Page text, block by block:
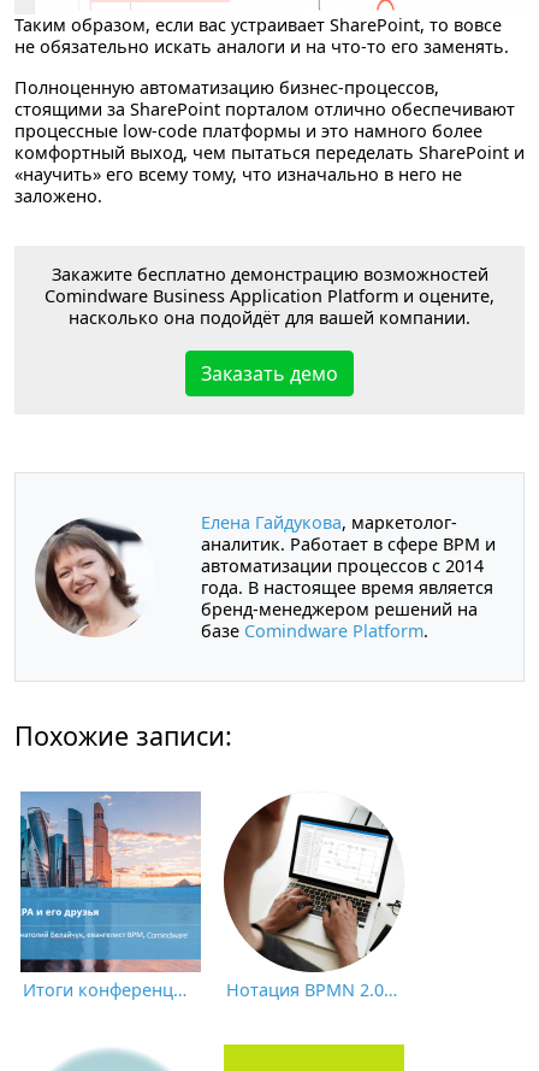
Таким образом, если вас устраивает SharePoint, то вовсе
не обязательно искать аналоги и на что-то его заменять.
Полноценную автоматизацию бизнес-процессов,
стоящими за SharePoint порталом отлично обеспечивают
процессные low-code платформы и это намного более
комфортный выход, чем пытаться переделать SharePoint и
«научить» его всему тому, что изначально в него не
заложено.
Закажите бесплатно демонстрацию возможностей
Comindware Business Application Platform и оцените,
насколько она подойдёт для вашей компании.
Заказать демо
Елена Гайдукова, маркетолог-
аналитик. Работает в сфере BPM и
автоматизации процессов с 2014
года. В настоящее время является
бренд-менеджером решений на
базе Comindware Platform.
Похожие записи:
Итоги конференции CNews «Роботизация бизнес-процессов 2021» Нотация BPMN 2.0: ключевые элементы и описание